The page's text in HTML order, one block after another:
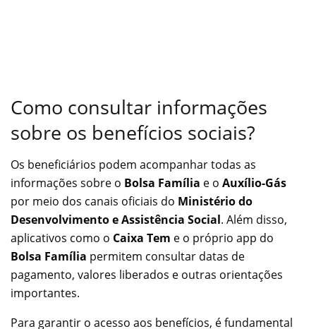
Como consultar informações
sobre os benefícios sociais?
Os beneficiários podem acompanhar todas as
informações sobre o Bolsa Família e o Auxílio-Gás
por meio dos canais oficiais do Ministério do
Desenvolvimento e Assistência Social. Além disso,
aplicativos como o Caixa Tem e o próprio app do
Bolsa Família permitem consultar datas de
pagamento, valores liberados e outras orientações
importantes.
Para garantir o acesso aos benefícios, é fundamental